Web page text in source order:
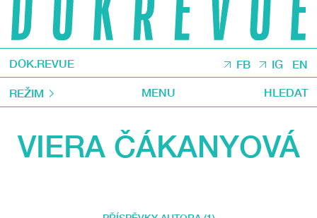
DOK.REVUE FB IG EN
REŽIM MENU HLEDAT
VIERA ČÁKANYOVÁ